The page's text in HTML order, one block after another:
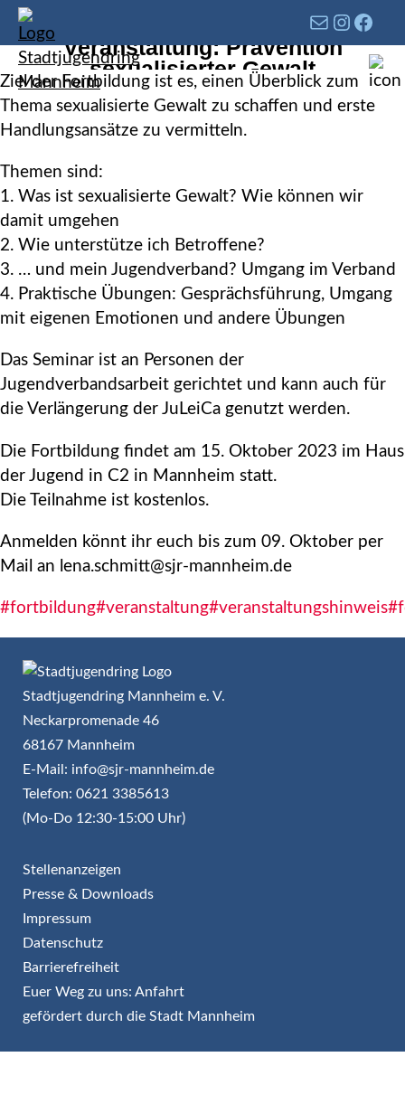
Veranstaltung: Prävention
sexualisierter Gewalt
Ziel der Fortbildung ist es, einen Überblick zum
Thema sexualisierte Gewalt zu schaffen und erste
Handlungsansätze zu vermitteln.
Themen sind:
1. Was ist sexualisierte Gewalt? Wie können wir
damit umgehen
2. Wie unterstütze ich Betroffene?
3. … und mein Jugendverband? Umgang im Verband
4. Praktische Übungen: Gesprächsführung, Umgang
mit eigenen Emotionen und andere Übungen
Das Seminar ist an Personen der
Jugendverbandsarbeit gerichtet und kann auch für
die Verlängerung der JuLeiCa genutzt werden.
Die Fortbildung findet am 15. Oktober 2023 im Haus
der Jugend in C2 in Mannheim statt.
Die Teilnahme ist kostenlos.
Anmelden könnt ihr euch bis zum 09. Oktober per
Mail an lena.schmitt@sjr-mannheim.de
#fortbildung#veranstaltung#veranstaltungshinweis
Stadtjugendring Mannheim e. V.
Neckarpromenade 46
68167 Mannheim
E-Mail: info@sjr-mannheim.de
Telefon: 0621 3385613
(Mo-Do 12:30-15:00 Uhr)
Stellenanzeigen
Presse & Downloads
Impressum
Datenschutz
Barrierefreiheit
Euer Weg zu uns: Anfahrt
gefördert durch die Stadt Mannheim